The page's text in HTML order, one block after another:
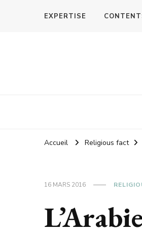
EXPERTISE
Accueil Religious fact
16 MARS 2016